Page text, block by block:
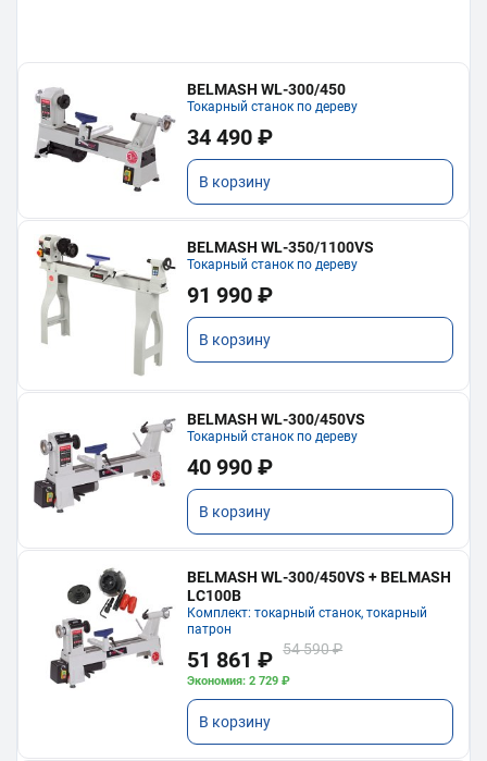
BELMASH WL-300/450
Токарный станок по дереву
34 490 ₽
В корзину
BELMASH WL-350/1100VS
Токарный станок по дереву
91 990 ₽
В корзину
BELMASH WL-300/450VS
Токарный станок по дереву
40 990 ₽
В корзину
BELMASH WL-300/450VS + BELMASH
LC100B
Комплект: токарный станок, токарный
патрон
51 861 ₽ 54 590 ₽
Экономия: 2 729 ₽
В корзину